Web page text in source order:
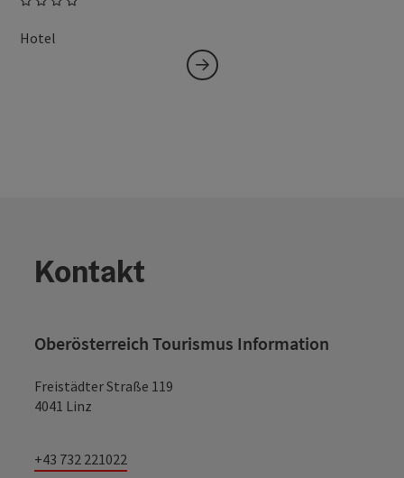
Hotel
Kontakt
Oberösterreich Tourismus Information
Freistädter Straße 119
4041 Linz
+43 732 221022